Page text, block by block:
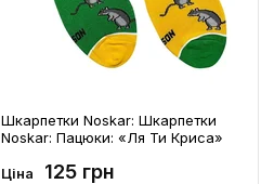
Шкарпетки Noskar: Шкарпетки
Noskar: Пацюки: «Ля Ти Криса»
Ціна 125 грн